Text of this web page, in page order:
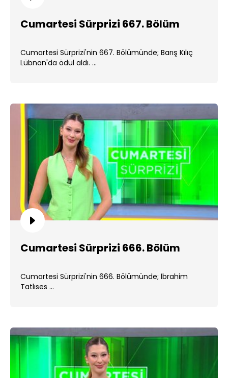
Cumartesi Sürprizi 667. Bölüm
Cumartesi Sürprizi'nin 667. Bölümünde; Barış Kılıç
Lübnan'da ödül aldı. ...
Cumartesi Sürprizi 666. Bölüm
Cumartesi Sürprizi'nin 666. Bölümünde; İbrahim
Tatlıses ...